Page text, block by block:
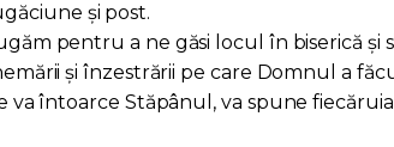
și post.
pentru a ne găsi locul în biserică și
și înzestrării pe care Domnul a
va întoarce Stăpânul, va spune